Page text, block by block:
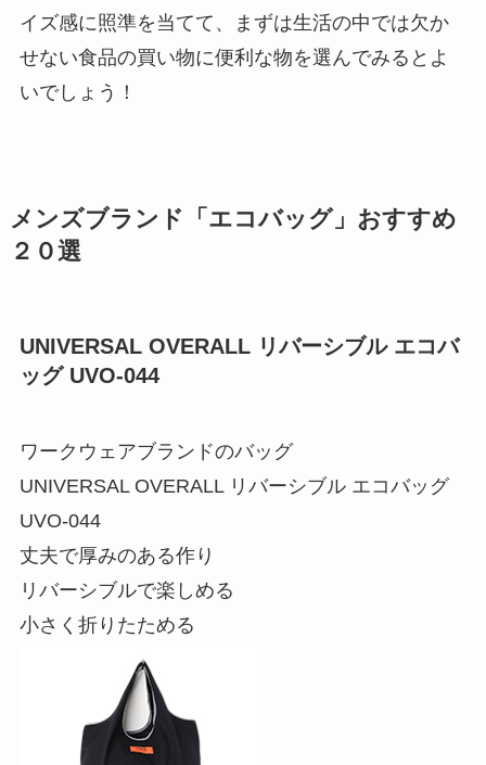
イズ感に照準を当てて、まずは生活の中では欠か
せない食品の買い物に便利な物を選んでみるとよ
いでしょう！
メンズブランド「エコバッグ」おすすめ
２０選
UNIVERSAL OVERALL リバーシブル エコバ
ッグ UVO-044
ワークウェアブランドのバッグ
UNIVERSAL OVERALL リバーシブル エコバッグ
UVO-044
丈夫で厚みのある作り
リバーシブルで楽しめる
小さく折りたためる